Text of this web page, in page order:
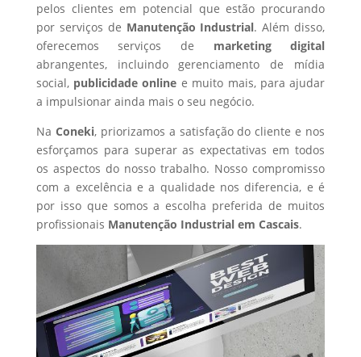
pelos clientes em potencial que estão procurando
por serviços de Manutenção Industrial. Além disso,
oferecemos serviços de marketing digital
abrangentes, incluindo gerenciamento de mídia
social, publicidade online e muito mais, para ajudar
a impulsionar ainda mais o seu negócio.
Na Coneki, priorizamos a satisfação do cliente e nos
esforçamos para superar as expectativas em todos
os aspectos do nosso trabalho. Nosso compromisso
com a excelência e a qualidade nos diferencia, e é
por isso que somos a escolha preferida de muitos
profissionais Manutenção Industrialem Cascais.